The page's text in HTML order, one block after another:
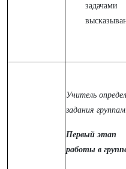
задачами
Учитель
задания группам.
Первый этап
работы в